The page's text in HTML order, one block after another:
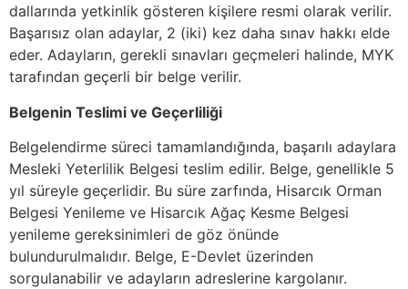
dallarında yetkinlik gösteren kişilere resmi olarak verilir.
Başarısız olan adaylar, 2 (iki) kez daha sınav hakkı elde
eder. Adayların, gerekli sınavları geçmeleri halinde, MYK
tarafından geçerli bir belge verilir.
Belgenin Teslimi ve Geçerliliği
Belgelendirme süreci tamamlandığında, başarılı adaylara
Mesleki Yeterlilik Belgesi teslim edilir. Belge, genellikle 5
yıl süreyle geçerlidir. Bu süre zarfında, Hisarcık Orman
Belgesi Yenileme ve Hisarcık Ağaç Kesme Belgesi
yenileme gereksinimleri de göz önünde
bulundurulmalıdır. Belge, E-Devlet üzerinden
sorgulanabilir ve adayların adreslerine kargolanır.